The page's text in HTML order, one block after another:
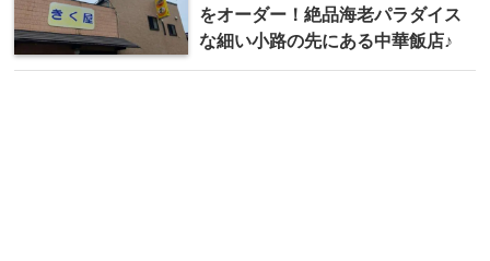
をオーダー！絶品海老パラダイス
な細い小路の先にある中華飯店♪